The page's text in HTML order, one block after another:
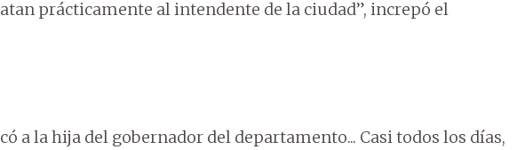
prácticamente al intendente de la ciudad”, increpó el
a la hija del gobernador del departamento... Casi todos los días,